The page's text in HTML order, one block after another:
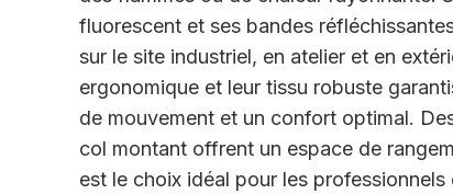
fluorescent et ses bandes
sur le site industriel, en atelier et en
ergonomique et leur tissu robuste
de mouvement et un confort optimal.
col montant offrent un espace de
est le choix idéal pour les professionnels